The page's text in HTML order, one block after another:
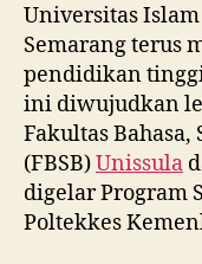
Universitas
Semarang terus
pendidikan
ini diwujudkan
Fakultas Bahasa,
(FBSB)Unissula
digelar Program
Poltekkes